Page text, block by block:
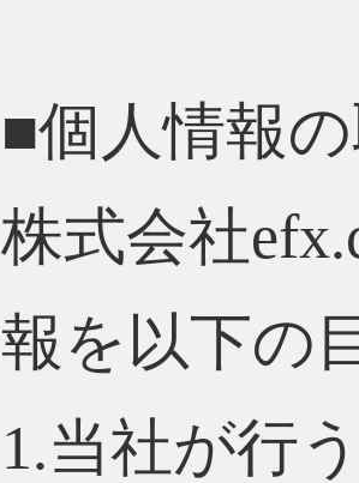
■個人情報
株式会社
報を以下の
1.当社が行